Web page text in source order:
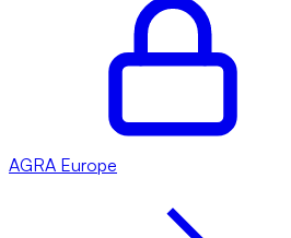
AGRA Europe